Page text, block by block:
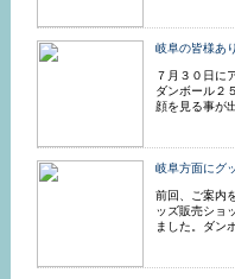
岐阜の皆様あ
７月３０日に
ダンボール２
顔を見る事が
岐阜方面にグ
前回、ご案内
ッズ販売ショ
ました。ダン